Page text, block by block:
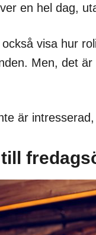
en hel dag,
visa hur
Men, det
är